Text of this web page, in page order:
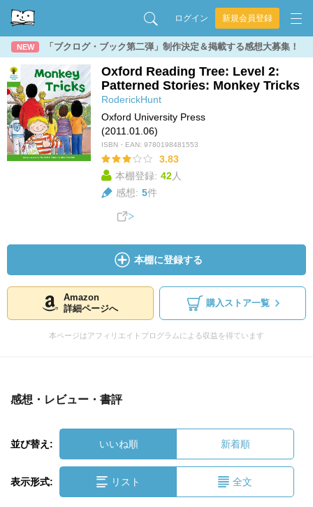
ログイン 新規会員登録
NEW 「ブクログ・ブック第二弾」制作決定＆掲載する感想大募集！
Oxford Reading Tree: Level 2:
Patterned Stories: Monkey Tricks
RoderickHunt
Oxford University Press
(2011.01.06)
ISBN・EAN: 9780198481553
3.83
本棚登録: 42人
感想: 5件
本棚に登録する
Amazon
詳細ページへ
購入ストア一覧
本ページはアフィリエイトプログラムによる収益を得ています
感想・レビュー・書評
並び替え: いいね順 新着順
表示形式: リスト 全文